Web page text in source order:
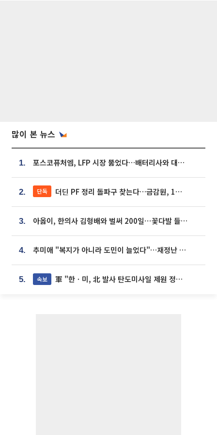
많이 본 뉴스
1. 포스코퓨처엠, LFP 시장 뚫었다…배터리사와 대규모 장기 공급 합의
2. 단독 더딘 PF 정리 돌파구 찾는다…금감원, 1년 반 만에 매각설명회 재개
3. 아옳이, 한의사 김형배와 벌써 200일⋯꽃다발 들고 "프러포즈 아냐"
4. 추미애 "복지가 아니라 도민이 늘었다"…재정난 책임론 정면돌파
5. 속보 軍 "한ㆍ미, 北 발사 탄도미사일 제원 정밀분석 중"